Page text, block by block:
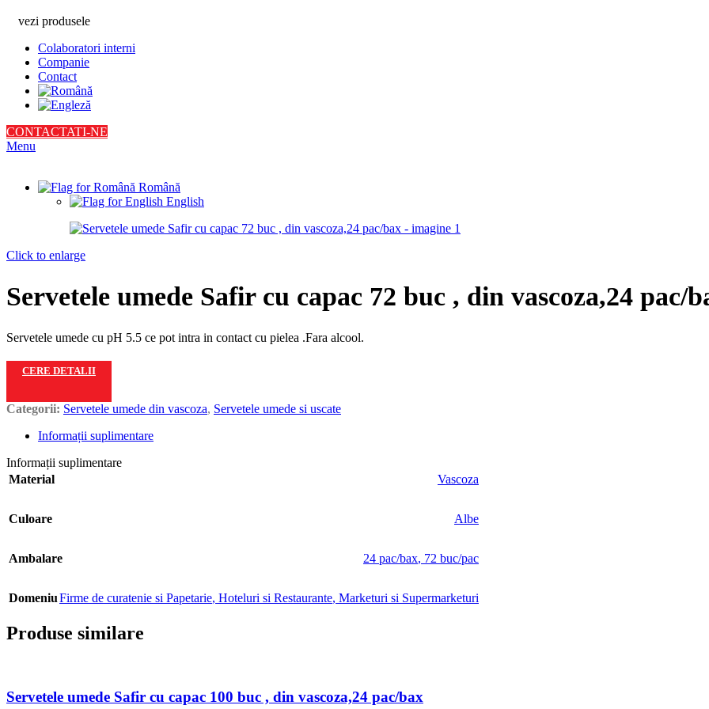
vezi produsele
Colaboratori interni
Companie
Contact
CONTACTATI-NE
Menu
Română
English
Click to enlarge
Servetele umede Safir cu capac 72 buc , din vascoza,24 pac/
Servetele umede cu pH 5.5 ce pot intra in contact cu pielea .Fara alcool.
CERE DETALII
Categorii: Servetele umede din vascoza, Servetele umede si uscate
Informații suplimentare
Informații suplimentare
Material
Vascoza
Culoare Albe
Ambalare 24 pac/bax, 72 buc/pac
DomeniuFirme de curatenie si Papetarie, Hoteluri si Restaurante, Marketuri si Supermarketuri
Produse similare
Servetele umede Safir cu capac 100 buc , din vascoza,24 pac/bax